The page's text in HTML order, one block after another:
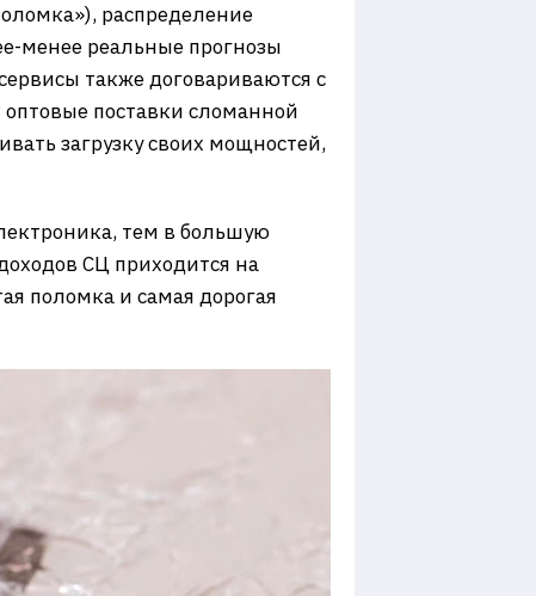
распределение
менее реальные прогнозы
также договариваются с
поставки сломанной
загрузку своих мощностей,
тем в большую
СЦ приходится на
поломка и самая дорогая